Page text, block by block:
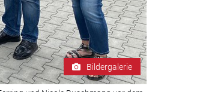
Bildergalerie